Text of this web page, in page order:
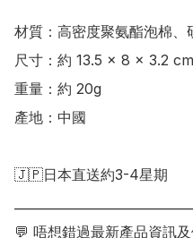
材質：高密度聚氨酯泡棉、
尺寸：約 13.5 × 8 × 3.2 cm
重量：約 20g
產地：中國
🇯🇵日本直送約3-4星期
💬 唔想錯過最新產品資訊